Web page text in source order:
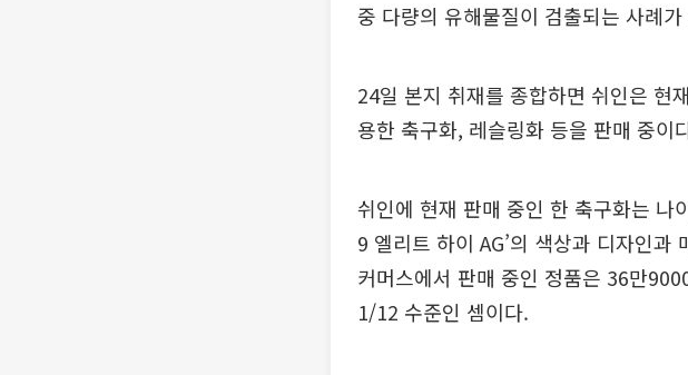
중 다량의 유해물질이 검출되는 사례
24일 본지 취재를 종합하면 쉬인은 현
용한 축구화, 레슬링화 등을 판매 중
쉬인에 현재 판매 중인 한 축구화는 나
9 엘리트 하이 AG’의 색상과 디자인
커머스에서 판매 중인 정품은 36만
1/12 수준인 셈이다.